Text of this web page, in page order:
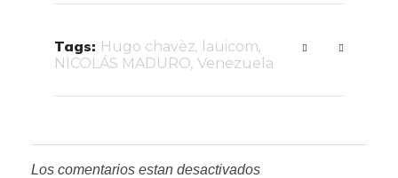
Tags: Hugo chavèz, lauicom,
NICOLÁS MADURO,Venezuela
Los comentarios estan desactivados